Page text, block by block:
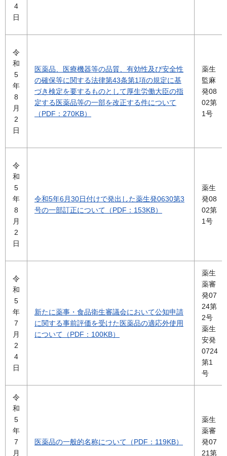
4
日
令
和
5
年
8
月
2
日
医薬品、医療機器等の品質、有効性及び安全性
の確保等に関する法律第43条第1項の規定に基
づき検定を要するものとして厚生労働大臣の指
定する医薬品等の一部を改正する件について
（PDF：270KB）
薬生
監麻
発08
02第
1号
令
和
5
年
8
月
2
日
令和5年6月30日付けで発出した薬生発0630第3
号の一部訂正について（PDF：153KB）
薬生
発08
02第
1号
令
和
5
年
7
月
2
4
日
新たに薬事・食品衛生審議会において公知申請
に関する事前評価を受けた医薬品の適応外使用
について（PDF：100KB）
薬生
薬審
発07
24第
2号
薬生
安発
0724
第1
号
令
和
5
年
7
月
医薬品の一般的名称について（PDF：119KB）
薬生
薬審
発07
21第